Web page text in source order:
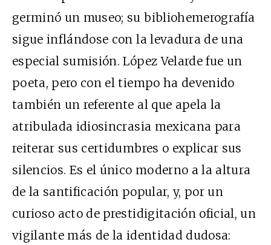
germinó un museo; su bibliohemerografía
sigue inflándose con la levadura de una
especial sumisión. López Velarde fue un
poeta, pero con el tiempo ha devenido
también un referente al que apela la
atribulada idiosincrasia mexicana para
reiterar sus certidumbres o explicar sus
silencios. Es el único moderno a la altura
de la santificación popular, y, por un
curioso acto de prestidigitación oficial, un
vigilante más de la identidad dudosa: